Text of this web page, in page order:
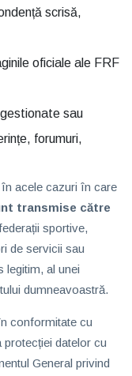
scrisă,
oficiale ale FRF
sau
forumuri,
acele cazuri în care
transmise către
sportive,
de servicii sau
legitim, al unei
dumneavoastră.
conformitate cu
protecției datelor cu
General privind